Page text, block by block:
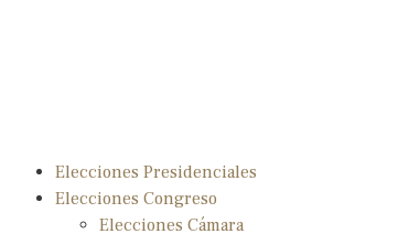
Elecciones Presidenciales
Elecciones Congreso
Elecciones Cámara